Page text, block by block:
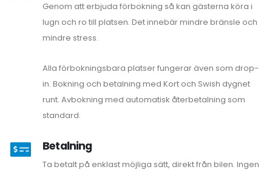
Genom att erbjuda förbokning så kan gästerna köra i
lugn och ro till platsen. Det innebär mindre bränsle och
mindre stress.
Alla förbokningsbara platser fungerar även som drop-
in. Bokning och betalning med Kort och Swish dygnet
runt. Avbokning med automatisk återbetalning som
standard.
Betalning
Ta betalt på enklast möjliga sätt, direkt från bilen. Ingen